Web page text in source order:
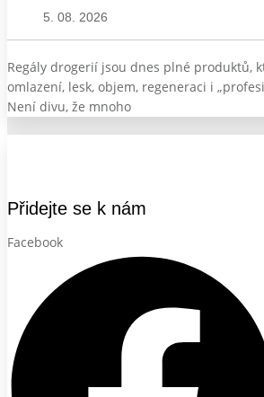
5. 08. 2026
Regály drogerií jsou dnes plné produktů,
omlazení, lesk, objem, regeneraci i
Není divu, že mnoho
Přidejte se k nám
Facebook